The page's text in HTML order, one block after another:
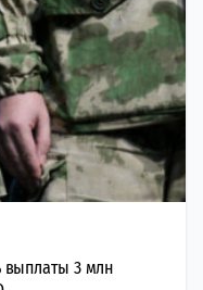
выплаты 3 млн